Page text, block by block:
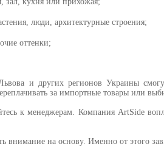
люди, архитектурные строения;
оттенки;
и других регионов Украины
за импортные товары или
к менеджерам. Компания ArtSide
внимание на основу. Именно от этого